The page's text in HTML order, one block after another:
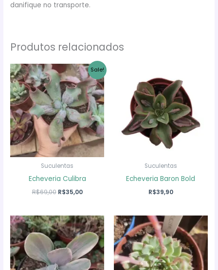
danifique no transporte.
Produtos relacionados
Sale!
Suculentas
Echeveria Culibra
R$69,00 O
era:
R$69,00.
R$35,00O
é:
R$35,00.
Suculentas
Echeveria Baron Bold
R$39,90